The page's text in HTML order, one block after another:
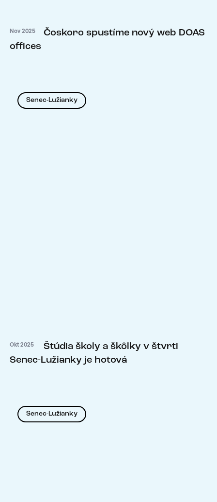
Nov 2025
Čoskoro spustíme nový web DOAS
offices
Senec-Lužianky
Okt 2025
Štúdia školy a škôlky v štvrti
Senec-Lužianky je hotová
Senec-Lužianky